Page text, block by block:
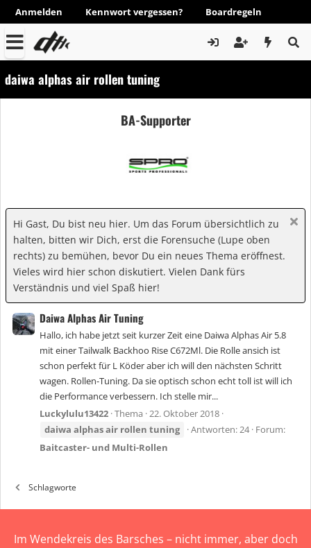
Anmelden Kennwort vergessen? Boardregeln
daiwa alphas air rollen tuning
BA-Supporter
Hi Gast, Du bist neu hier. Um das Forum übersichtlich zu
halten, bitten wir Dich, erst die Forensuche (Lupe oben
rechts) zu bemühen, bevor Du ein neues Thema eröffnest.
Vieles wird hier schon diskutiert. Vielen Dank fürs
Verständnis und viel Spaß hier!
Daiwa Alphas Air Tuning
Hallo, ich habe jetzt seit kurzer Zeit eine Daiwa Alphas Air 5.8
mit einer Tailwalk Backhoo Rise C672Ml. Die Rolle ansich ist
schon perfekt für L Köder aber ich will den nächsten Schritt
wagen. Rollen-Tuning. Da sie optisch schon echt toll ist will ich
die Performance verbessern. Ich stelle mir...
Luckylulu13422 Thema 22. Oktober 2018
daiwa alphasair rollen tuning Antworten: 24 Forum:
Baitcaster- und Multi-Rollen
Schlagworte
Im Wendekreis des Barsches – nicht immer, aber doch